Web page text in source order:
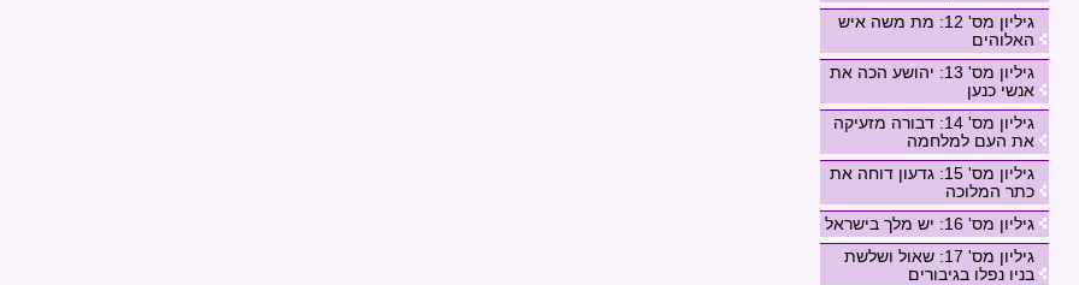
גיליון מס' 12: מת משה איש
האלוהים
גיליון מס' 13: יהושע הכה את
אנשי כנען
גיליון מס' 14: דבורה מזעיקה
את העם למלחמה
גיליון מס' 15: גדעון דוחה את
כתר המלוכה
גיליון מס' 16: יש מלך בישראל
גיליון מס' 17: שאול ושלשת
בניו נפלו בגיבורים